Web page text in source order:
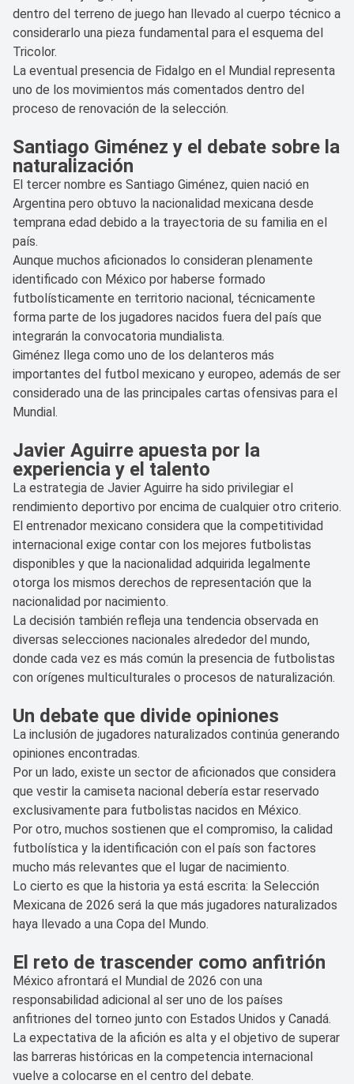
dentro del terreno de juego han llevado al cuerpo técnico a
considerarlo una pieza fundamental para el esquema del
Tricolor.
La eventual presencia de Fidalgo en el Mundial representa
uno de los movimientos más comentados dentro del
proceso de renovación de la selección.
Santiago Giménez y el debate sobre la
naturalización
El tercer nombre es Santiago Giménez, quien nació en
Argentina pero obtuvo la nacionalidad mexicana desde
temprana edad debido a la trayectoria de su familia en el
país.
Aunque muchos aficionados lo consideran plenamente
identificado con México por haberse formado
futbolísticamente en territorio nacional, técnicamente
forma parte de los jugadores nacidos fuera del país que
integrarán la convocatoria mundialista.
Giménez llega como uno de los delanteros más
importantes del futbol mexicano y europeo, además de ser
considerado una de las principales cartas ofensivas para el
Mundial.
Javier Aguirre apuesta por la
experiencia y el talento
La estrategia de Javier Aguirre ha sido privilegiar el
rendimiento deportivo por encima de cualquier otro criterio.
El entrenador mexicano considera que la competitividad
internacional exige contar con los mejores futbolistas
disponibles y que la nacionalidad adquirida legalmente
otorga los mismos derechos de representación que la
nacionalidad por nacimiento.
La decisión también refleja una tendencia observada en
diversas selecciones nacionales alrededor del mundo,
donde cada vez es más común la presencia de futbolistas
con orígenes multiculturales o procesos de naturalización.
Un debate que divide opiniones
La inclusión de jugadores naturalizados continúa generando
opiniones encontradas.
Por un lado, existe un sector de aficionados que considera
que vestir la camiseta nacional debería estar reservado
exclusivamente para futbolistas nacidos en México.
Por otro, muchos sostienen que el compromiso, la calidad
futbolística y la identificación con el país son factores
mucho más relevantes que el lugar de nacimiento.
Lo cierto es que la historia ya está escrita: la Selección
Mexicana de 2026 será la que más jugadores naturalizados
haya llevado a una Copa del Mundo.
El reto de trascender como anfitrión
México afrontará el Mundial de 2026 con una
responsabilidad adicional al ser uno de los países
anfitriones del torneo junto con Estados Unidos y Canadá.
La expectativa de la afición es alta y el objetivo de superar
las barreras históricas en la competencia internacional
vuelve a colocarse en el centro del debate.